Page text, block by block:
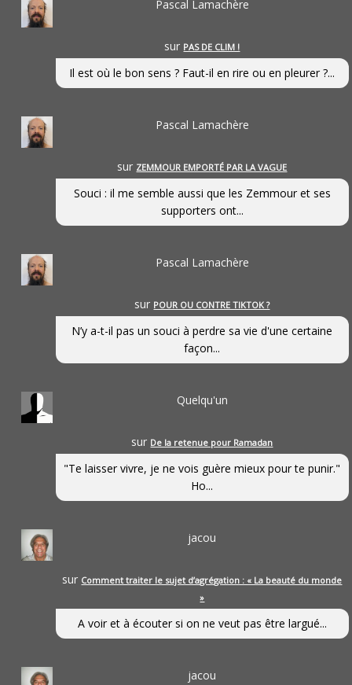
Pascal Lamachère
sur PAS DE CLIM !
Il est où le bon sens ? Faut-il en rire ou en pleurer ?...
Pascal Lamachère
sur ZEMMOUR EMPORTÉ PAR LA VAGUE
Souci : il me semble aussi que les Zemmour et ses
supporters ont...
Pascal Lamachère
sur POUR OU CONTRE TIKTOK ?
N’y a-t-il pas un souci à perdre sa vie d'une certaine
façon...
Quelqu'un
sur De la retenue pour Ramadan
"Te laisser vivre, je ne vois guère mieux pour te punir."
Ho...
jacou
sur Comment traiter le sujet d’agrégation : « La beauté du monde
»
A voir et à écouter si on ne veut pas être largué...
jacou